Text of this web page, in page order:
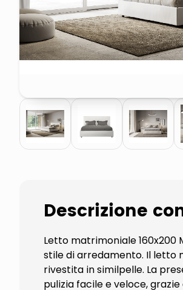
Descrizione
Letto matrimoniale
stile di arredamento. Il letto
rivestita in similpelle. La
pulizia facile e veloce,